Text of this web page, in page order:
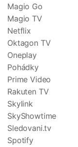
Magio Go
Magio TV
Netflix
Oktagon TV
Oneplay
Pohádky
Prime Video
Rakuten TV
Skylink
SkyShowtime
Sledovani.tv
Spotify